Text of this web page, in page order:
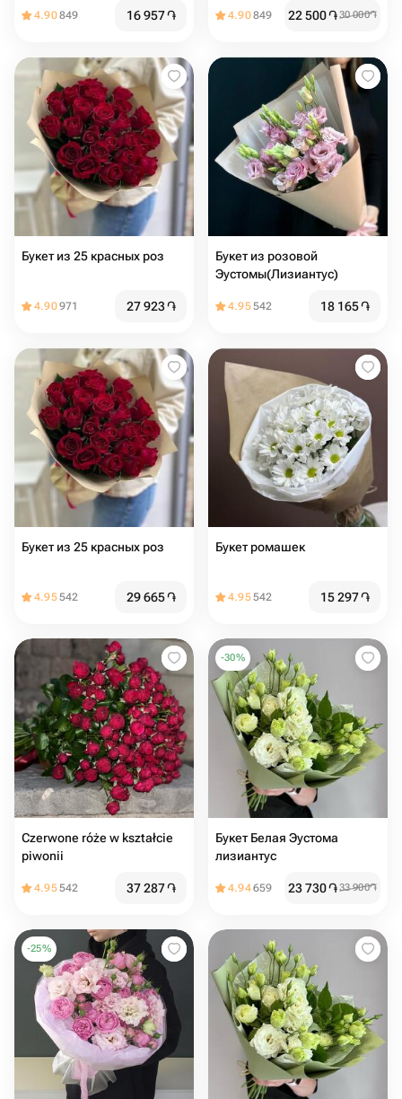
4.90849 16 957֏ 4.90849 22 500֏30 000֏
Букет из 25 красных роз
4.90971 27 923֏
Букет из розовой
Эустомы(Лизиантус)
4.95542 18 165֏
Букет из 25 красных роз
4.95542 29 665֏
Букет ромашек
4.95542 15 297֏
Czerwone róże w kształcie
piwonii
4.95542 37 287֏
-30%
Букет Белая Эустома
лизиантус
4.94659 23 730֏33 900֏
-25%